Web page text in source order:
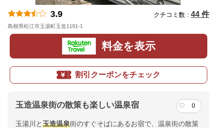
3.9 クチコミ数 : 44 件
島根県松江市玉湯町玉造1191-1
料金を表示
割引クーポンをチェック
玉造温泉街の散策も楽しい温泉宿 0
玉湯川と玉造温泉街のすぐそばにあるお宿で、温泉街の散策